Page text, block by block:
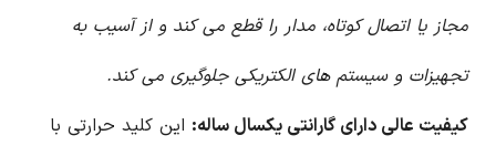
مجاز یا اتصال کوتاه، مدار را قطع می کند و از آسیب به
تجهیزات و سیستم های الکتریکی جلوگیری می کند.
کیفیت عالی دارای گارانتی یکسال ساله: این کلید حرارتی با